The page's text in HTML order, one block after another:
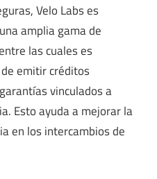
Velo Labs es
amplia gama de
las cuales es
emitir créditos
vinculados a
Esto ayuda a mejorar la
en los intercambios de